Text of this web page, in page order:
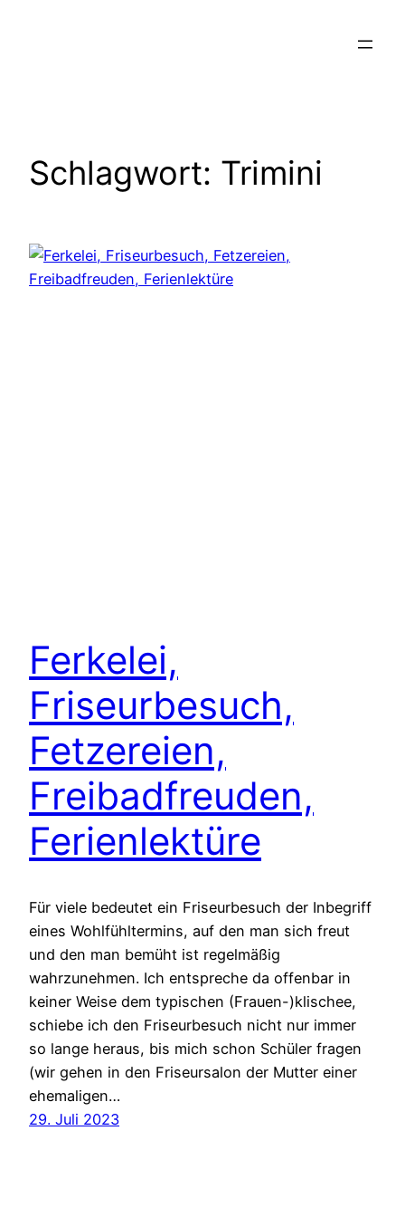
Schlagwort: Trimini
Ferkelei,
Friseurbesuch,
Fetzereien,
Freibadfreuden,
Ferienlektüre
Für viele bedeutet ein Friseurbesuch der Inbegriff
eines Wohlfühltermins, auf den man sich freut
und den man bemüht ist regelmäßig
wahrzunehmen. Ich entspreche da offenbar in
keiner Weise dem typischen (Frauen-)klischee,
schiebe ich den Friseurbesuch nicht nur immer
so lange heraus, bis mich schon Schüler fragen
(wir gehen in den Friseursalon der Mutter einer
ehemaligen…
29. Juli 2023